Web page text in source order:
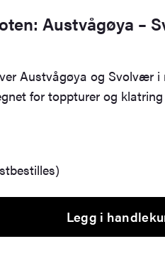
Austvågøya –
Austvågøya og Svolvær i
for toppturer og
Legg i